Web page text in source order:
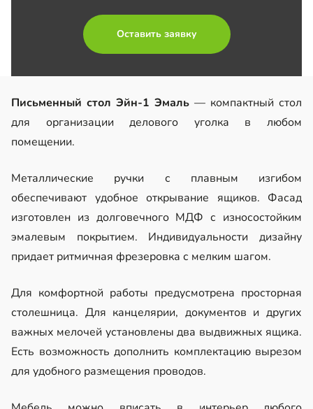
Оставить заявку
Письменный стол Эйн-1 Эмаль — компактный стол
для организации делового уголка в любом
помещении.
Металлические ручки с плавным изгибом
обеспечивают удобное открывание ящиков. Фасад
изготовлен из долговечного МДФ с износостойким
эмалевым покрытием. Индивидуальности дизайну
придает ритмичная фрезеровка с мелким шагом.
Для комфортной работы предусмотрена просторная
столешница. Для канцелярии, документов и других
важных мелочей установлены два выдвижных ящика.
Есть возможность дополнить комплектацию вырезом
для удобного размещения проводов.